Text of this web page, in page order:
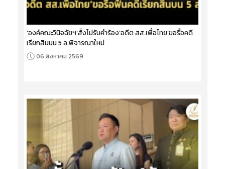
‘องค์คณะวินิจฉัยฯ’สั่งไม่รับคำร้อง‘อดีต สส.เพื่อไทย’ขอรื้อคดี
เรียกสินบน 5 ล.พิจารณาใหม่
06 สิงหาคม 2569